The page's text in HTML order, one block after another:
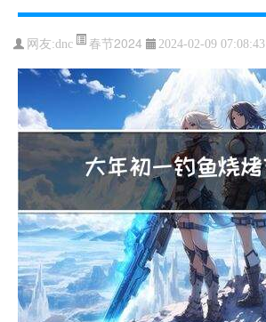
网友:dnc 春节2024 2024-02-09 07:08:43